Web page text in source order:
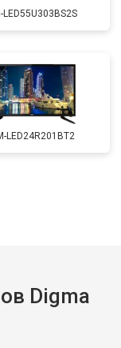
LED55U303BS2S
LED24R201BT2
Digma